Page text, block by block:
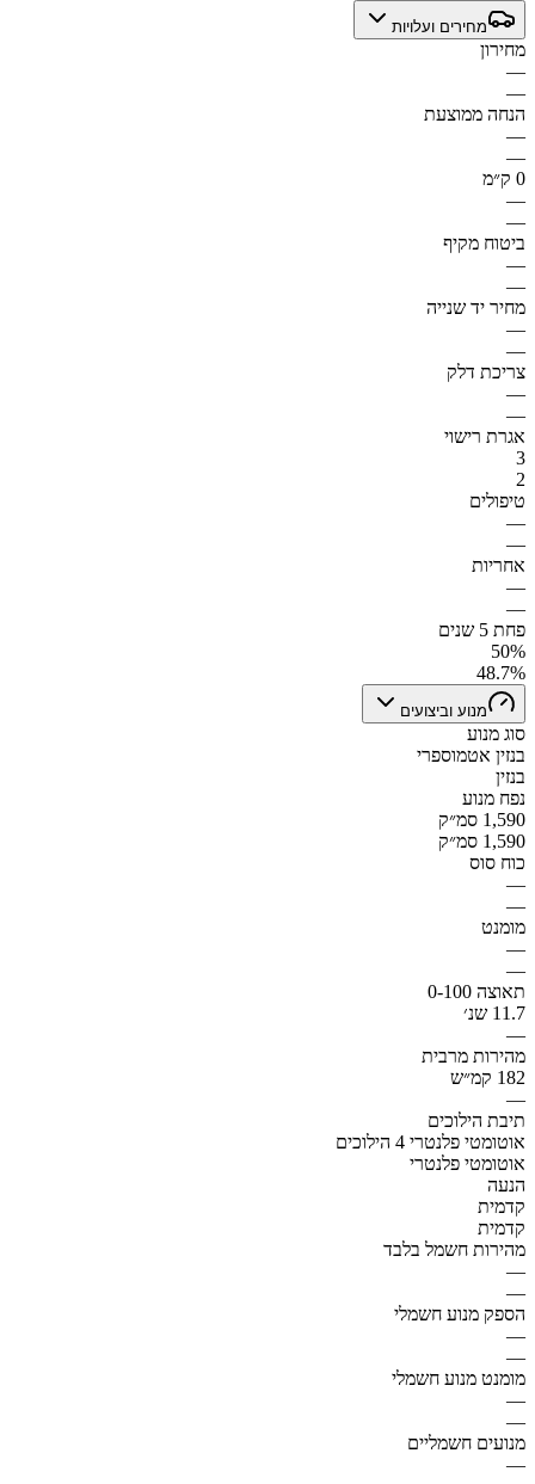
מחירים ועלויות
מחירון
—
—
הנחה ממוצעת
—
—
0 ק״מ
—
—
ביטוח מקיף
—
—
מחיר יד שנייה
—
—
צריכת דלק
—
—
אגרת רישוי
3
2
טיפולים
—
—
אחריות
—
—
פחת 5 שנים
50%
48.7%
מנוע וביצועים
סוג מנוע
בנזין אטמוספרי
בנזין
נפח מנוע
1,590 סמ״ק
1,590 סמ״ק
כוח סוס
—
—
מומנט
—
—
תאוצה 0-100
11.7 שנ׳
—
מהירות מרבית
182 קמ״ש
—
תיבת הילוכים
אוטומטי פלנטרי 4 הילוכים
אוטומטי פלנטרי
הנעה
קדמית
קדמית
מהירות חשמל בלבד
—
—
הספק מנוע חשמלי
—
—
מומנט מנוע חשמלי
—
—
מנועים חשמליים
—